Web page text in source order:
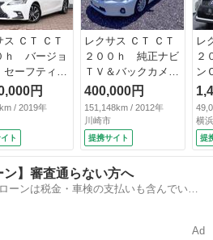
ス ＣＴ ＣＴ
ｈ バージョ
ーフティシ
プラス 純正
ルセグ バ
メラ ＣＤ
ＢＴ スマ
ー シートヒ
ハンドルヒ
レザーシー
リーシー
正１６イン
円
/ 2019年
ト
レクサス ＣＴ ＣＴ
２００ｈ 純正ナビ
ＴＶ＆バックカメ
ラ・ＥＴＣ・純正１
６インチＡＷ・シー
トヒーター （な
し）
400,000円
151,148km / 2012年
川崎市
提携サイト
レ
２
ン
ツ
ア
ク
テ
ホ
リ
地
横
提
ン】審査通らない方へ
ーンは税金・車検の支払いも含んでいる
Ad